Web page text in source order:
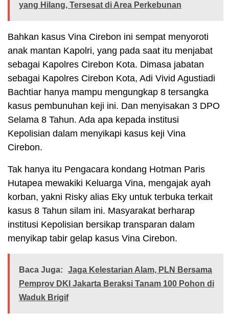
yang Hilang, Tersesat di Area Perkebunan
Bahkan kasus Vina Cirebon ini sempat menyoroti
anak mantan Kapolri, yang pada saat itu menjabat
sebagai Kapolres Cirebon Kota. Dimasa jabatan
sebagai Kapolres Cirebon Kota, Adi Vivid Agustiadi
Bachtiar hanya mampu mengungkap 8 tersangka
kasus pembunuhan keji ini. Dan menyisakan 3 DPO
Selama 8 Tahun. Ada apa kepada institusi
Kepolisian dalam menyikapi kasus keji Vina
Cirebon.
Tak hanya itu Pengacara kondang Hotman Paris
Hutapea mewakiki Keluarga Vina, mengajak ayah
korban, yakni Risky alias Eky untuk terbuka terkait
kasus 8 Tahun silam ini. Masyarakat berharap
institusi Kepolisian bersikap transparan dalam
menyikap tabir gelap kasus Vina Cirebon.
Baca Juga:
Jaga Kelestarian Alam, PLN Bersama
Pemprov DKI Jakarta Beraksi Tanam 100 Pohon di
Waduk Brigif